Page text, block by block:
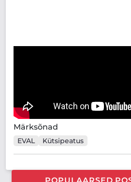
Märksõnad
EVAL Kütsipeatus